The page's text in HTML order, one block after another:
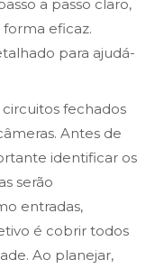
a passo claro,
eficaz.
para ajudá-
fechados
Antes de
identificar os
serão
entradas,
é cobrir todos
Ao planejar,